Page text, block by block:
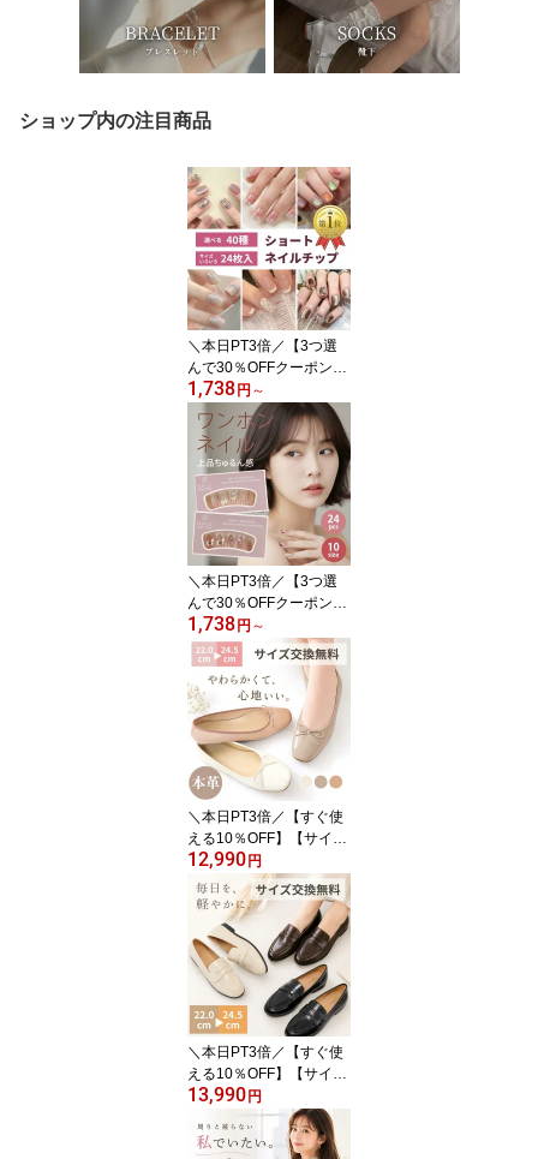
ショップ内の注目商品
＼本日PT3倍／【3つ選
んで30％OFFクーポン
★】短め 夏 初夏 ネイル
選べる 24枚入 ショート
ネイルチップ 付け爪 チ
ップ 人気 韓国 デートネ
イル ピンク ブルー 水色
黒 白 ブラック 夏 秋 冬
大人 可愛い フラワー リ
ボン アート ワンホン ク
リア 透明 キラキラ マグ
ネット
1,738円 ～
＼本日PT3倍／【3つ選
んで30％OFFクーポン
★】ワンホン 長め ゴテ
ゴテ 夏 初夏 ピンク ネイ
ル ネイルチップ クリア
透明 選べる 24枚入 付け
爪 チップ 韓国 赤 レッド
ピンク 白 ホワイト 可愛
い 地雷系 リボン きれい
め アート ビジュー ラメ
ハート ゴスロリ マグネ
ット
1,738円 ～
＼本日PT3倍／【すぐ使
える10％OFF】【サイズ
交換無料】美人百花掲載
本革 パンプス こだわり
職人手作り 卒業式 入学
式 入社式 入園式 就活 ぺ
たんこ 歩きやすい 走れ
る 柔らかい 痛くない 疲
れにくい レディース シ
ューズ ベージュ ピンク
白 靴 牛 羊革
12,990円
＼本日PT3倍／【すぐ使
える10％OFF】【サイズ
交換無料】美人百花掲載
本革 パンプス こだわり
職人手作り 走れる 靴 入
13,990円